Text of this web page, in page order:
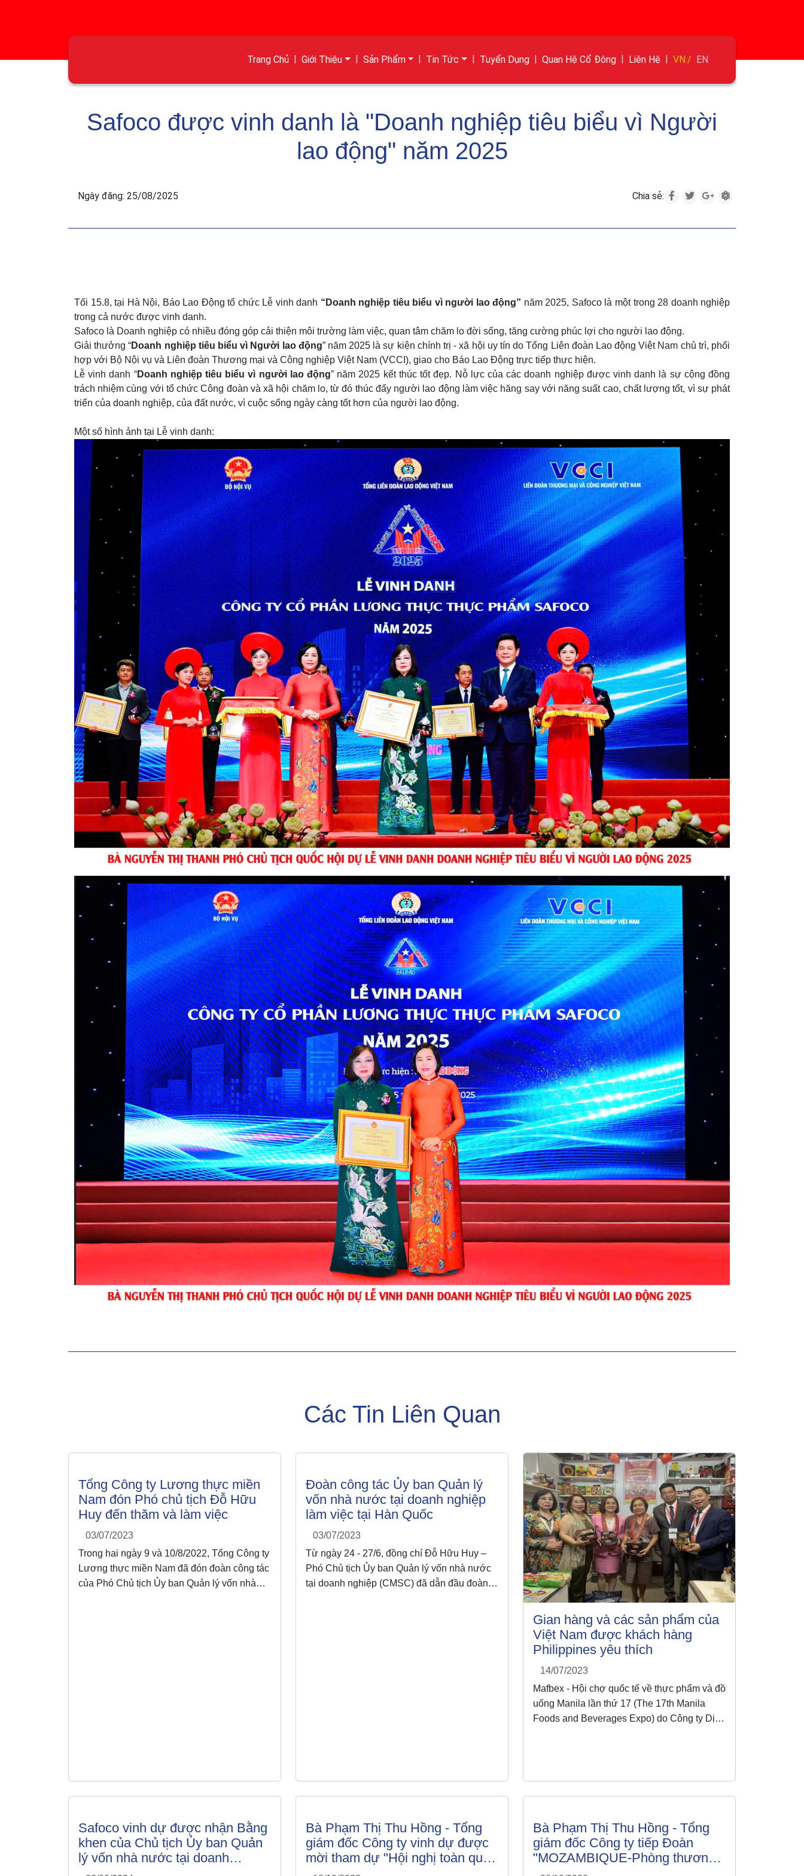
Trang Chủ Giới Thiệu Sản Phẩm Tin Tức Tuyển Dụng Quan Hệ Cổ Đông Liên Hệ VN EN
Safoco được vinh danh là "Doanh nghiệp tiêu biểu vì Người
lao động" năm 2025
Ngày đăng: 25/08/2025 Chia sẻ:
Tối 15.8, tại Hà Nội, Báo Lao Động tổ chức Lễ vinh danh “Doanh nghiệp tiêu biểu vì người lao động” năm 2025, Safoco là một trong 28 doanh nghiệp
trong cả nước được vinh danh.
Safoco là Doanh nghiệp có nhiều đóng góp cải thiện môi trường làm việc, quan tâm chăm lo đời sống, tăng cường phúc lợi cho người lao động.
Giải thưởng “Doanh nghiệp tiêu biểu vì Người lao động” năm 2025 là sự kiện chính trị - xã hội uy tín do Tổng Liên đoàn Lao động Việt Nam chủ trì, phối
hợp với Bộ Nội vụ và Liên đoàn Thương mại và Công nghiệp Việt Nam (VCCI), giao cho Báo Lao Động trực tiếp thực hiện.
Lễ vinh danh “Doanh nghiệp tiêu biểu vì người lao động” năm 2025 kết thúc tốt đẹp. Nỗ lực của các doanh nghiệp được vinh danh là sự cộng đồng
trách nhiệm cùng với tổ chức Công đoàn và xã hội chăm lo, từ đó thúc đẩy người lao động làm việc hăng say với năng suất cao, chất lượng tốt, vì sự phát
triển của doanh nghiệp, của đất nước, vì cuộc sống ngày càng tốt hơn của người lao động.
Một số hình ảnh tại Lễ vinh danh:
Các Tin Liên Quan
Tổng Công ty Lương thực miền
Nam đón Phó chủ tịch Đỗ Hữu
Huy đến thăm và làm việc
03/07/2023
Trong hai ngày 9 và 10/8/2022, Tổng Công ty
Lương thực miền Nam đã đón đoàn công tác
của Phó Chủ tịch Ủy ban Quản lý vốn nhà
Đoàn công tác Ủy ban Quản lý
vốn nhà nước tại doanh nghiệp
làm việc tại Hàn Quốc
03/07/2023
Từ ngày 24 - 27/6, đồng chí Đỗ Hữu Huy –
Phó Chủ tịch Ủy ban Quản lý vốn nhà nước
tại doanh nghiệp (CMSC) đã dẫn đầu đoàn
Gian hàng và các sản phẩm của
Việt Nam được khách hàng
Philippines yêu thích
14/07/2023
Mafbex - Hội chợ quốc tế về thực phẩm và đồ
uống Manila lần thứ 17 (The 17th Manila
Foods and Beverages Expo) do Công ty Dịch
Safoco vinh dự được nhận Bằng
khen của Chủ tịch Ủy ban Quản
lý vốn nhà nước tại doanh
nghiệp nhân Lễ chào mừng 05
Bà Phạm Thị Thu Hồng - Tổng
giám đốc Công ty vinh dự được
mời tham dự "Hội nghị toàn quốc
các hiệp hội doanh nghiệp và
Bà Phạm Thị Thu Hồng - Tổng
giám đốc Công ty tiếp Đoàn
"MOZAMBIQUE-Phòng thương
mại và Công nghiệp Việt Nam"